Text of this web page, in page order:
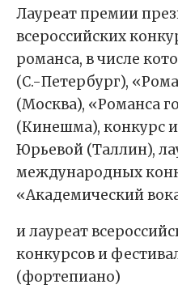
Лауреат премии
всероссийских
романса, в числе
(С.-Петербург),
(Москва), «Романса
(Кинешма), конкурс
Юрьевой (Таллин),
международных
«Академический
и лауреат
конкурсов и
(фортепиано)